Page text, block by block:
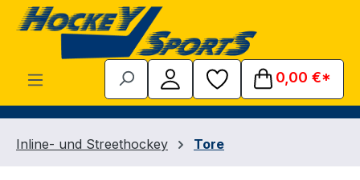
Zum Hauptinhalt springen
0,00 €*
Inline- und Streethockey Tore